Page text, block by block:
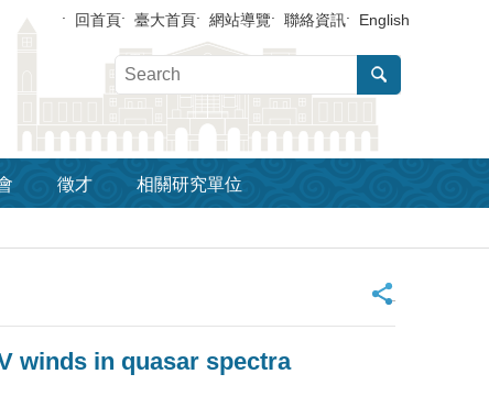
回首頁 臺大首頁 網站導覽 聯絡資訊 English
徵才 相關研究單位
_
winds in quasar spectra